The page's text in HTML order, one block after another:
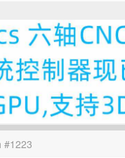
#1223